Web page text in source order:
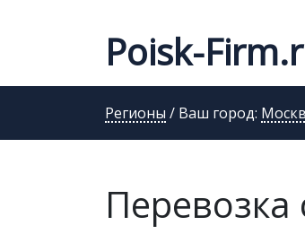
Poisk-
Регионы / Ваш город:
Перевозка